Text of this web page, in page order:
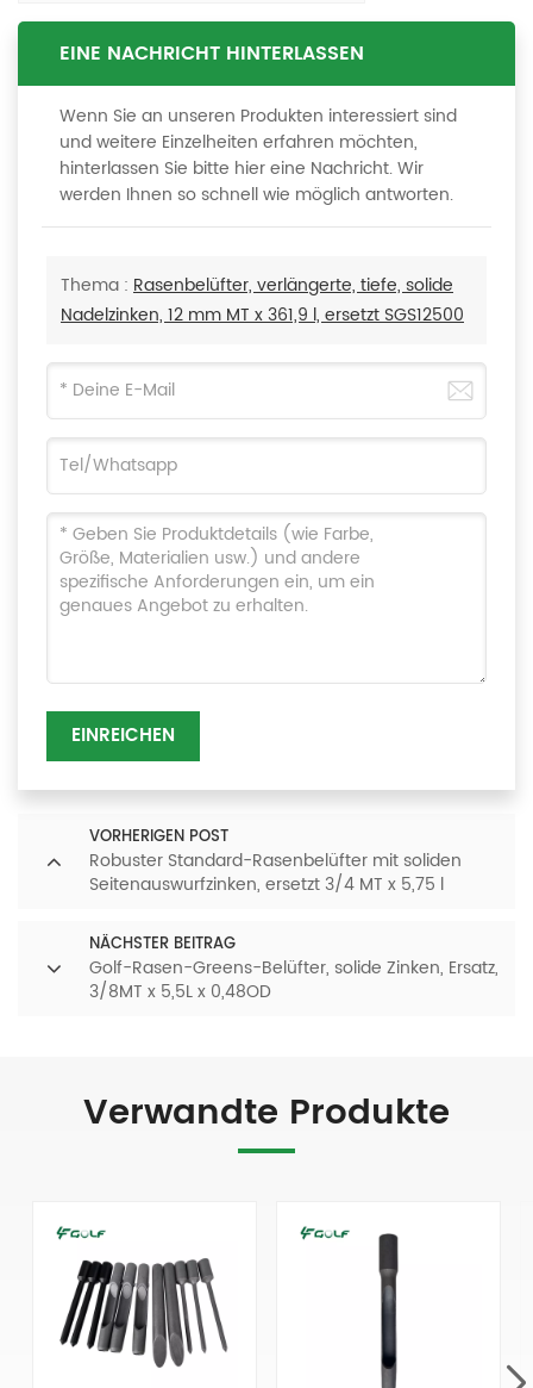
EINE NACHRICHT HINTERLASSEN
Wenn Sie an unseren Produkten interessiert sind
und weitere Einzelheiten erfahren möchten,
hinterlassen Sie bitte hier eine Nachricht. Wir
werden Ihnen so schnell wie möglich antworten.
Thema : Rasenbelüfter, verlängerte, tiefe, solide
Nadelzinken, 12 mm MT x 361,9 l, ersetzt SGS12500
EINREICHEN
VORHERIGEN POST
Robuster Standard-Rasenbelüfter mit soliden
Seitenauswurfzinken, ersetzt 3/4 MT x 5,75 l
NÄCHSTER BEITRAG
Golf-Rasen-Greens-Belüfter, solide Zinken, Ersatz,
3/8MT x 5,5L x 0,48OD
Verwandte Produkte